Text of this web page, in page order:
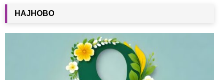
НАЈНОВО